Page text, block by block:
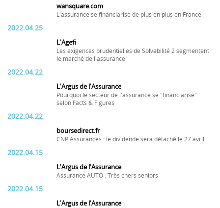
wansquare.com
L'assurance se financiarise de plus en plus en France
2022.04.25
L'Agefi
Les exigences prudentielles de Solvabilité 2 segmentent
le marché de l'assurance
2022.04.22
L'Argus de l'Assurance
Pourquoi le secteur de l'assurance se "financiarise"
selon Facts & Figures
2022.04.22
boursedirect.fr
CNP Assurances : le dividende sera détaché le 27 avril
2022.04.15
L'Argus de l'Assurance
Assurance AUTO : Très chers seniors
2022.04.15
L'Argus de l'Assurance